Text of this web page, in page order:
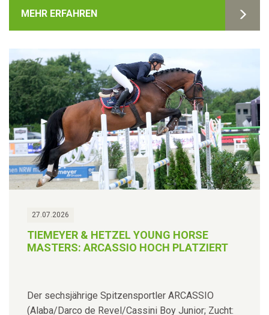
MEHR ERFAHREN
27.07.2026
TIEMEYER & HETZEL YOUNG HORSE
MASTERS: ARCASSIO HOCH PLATZIERT
Der sechsjährige Spitzensportler ARCASSIO
(Alaba/Darco de Revel/Cassini Boy Junior; Zucht: